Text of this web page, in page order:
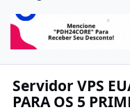
Servidor VPS
PARA OS 5